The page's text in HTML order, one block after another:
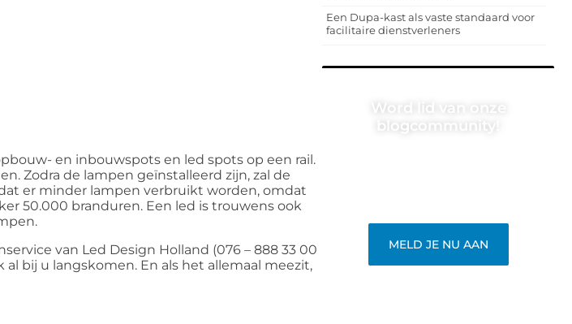
en inbouwspots en led spots op een rail.
Zodra de lampen geïnstalleerd zijn, zal de
er minder lampen verbruikt worden, omdat
50.000 branduren. Een led is trouwens ook
van Led Design Holland (076 – 888 33 00
bij u langskomen. En als het allemaal meezit,
Een Dupa-kast als vaste standaard voor
facilitaire dienstverleners
Word lid van onze
blogcommunity!
MELD JE NU AAN